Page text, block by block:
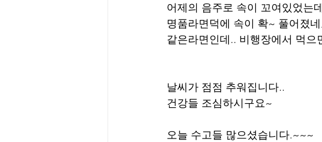
어제의 음주로 속이 꼬여있었는
명품라면덕에 속이 확~ 풀어졌
같은라면인데.. 비행장에서 먹으
날씨가 점점 추워집니다..
건강들 조심하시구요~
오늘 수고들 많으셨습니다.~~~